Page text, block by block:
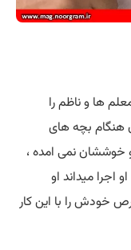
ها و ناظم را
هنگام بچه های
خوششان نمی امده ،
میداند او
خودش را با این کار